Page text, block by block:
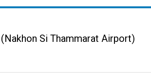
(Nakhon Si Thammarat Airport)